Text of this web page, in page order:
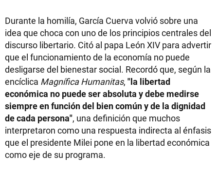
Durante la homilía, García Cuerva volvió sobre una
idea que choca con uno de los principios centrales del
discurso libertario. Citó al papa León XIV para advertir
que el funcionamiento de la economía no puede
desligarse del bienestar social. Recordó que, según la
encíclica Magnífica Humanitas, "la libertad
económica no puede ser absoluta y debe medirse
siempre en función del bien común y de la dignidad
de cada persona", una definición que muchos
interpretaron como una respuesta indirecta al énfasis
que el presidente Milei pone en la libertad económica
como eje de su programa.